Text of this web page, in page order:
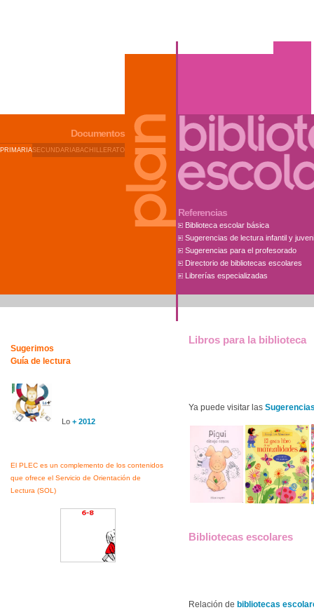
Documentos
PRIMARIASECUNDARIA BACHILLERATO
Referencias
Biblioteca escolar básica
Sugerencias de lectura infantil y
Sugerencias para el profesorado
Directorio de bibliotecas escolares
Librerías especializadas
Sugerimos
Guía de lectura
Lo + 2012
El PLEC es un complemento de los contenidos
que ofrece el Servicio de Orientación de
Lectura (SOL)
Libros para la biblioteca
Ya puede visitar las
Bibliotecas escolares
Relación de bibliotecas